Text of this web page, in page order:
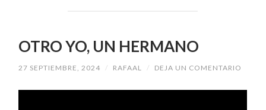
OTRO YO, UN HERMANO
27 SEPTIEMBRE, 2024 / RAFAAL / DEJA UN COMENTARIO